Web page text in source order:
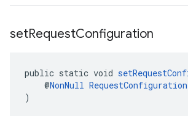
setRequestConfiguration
public static void
@NonNull RequestConfiguration
)